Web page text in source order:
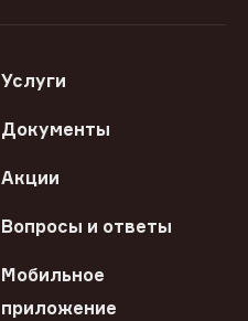
Услуги
Документы
Акции
Вопросы и ответы
Мобильное
приложение